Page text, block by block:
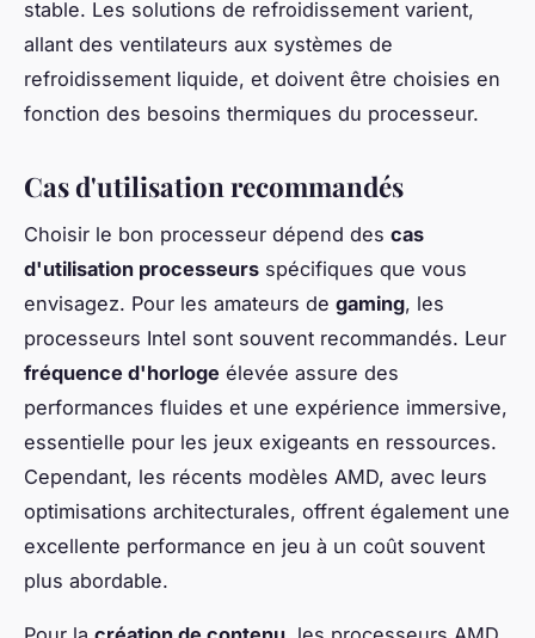
stable. Les solutions de refroidissement varient,
allant des ventilateurs aux systèmes de
refroidissement liquide, et doivent être choisies en
fonction des besoins thermiques du processeur.
Cas d'utilisation recommandés
Choisir le bon processeur dépend des cas
d'utilisation processeurs spécifiques que vous
envisagez. Pour les amateurs de gaming, les
processeurs Intel sont souvent recommandés. Leur
fréquence d'horloge élevée assure des
performances fluides et une expérience immersive,
essentielle pour les jeux exigeants en ressources.
Cependant, les récents modèles AMD, avec leurs
optimisations architecturales, offrent également une
excellente performance en jeu à un coût souvent
plus abordable.